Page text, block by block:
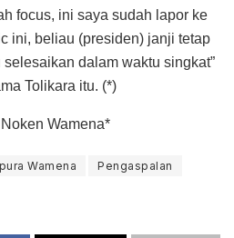
focus, ini saya sudah lapor ke
ini, beliau (presiden) janji tetap
dalam waktu singkat”
Tolikara itu. (*)
Wamena*
Wamena
Pengaspalan